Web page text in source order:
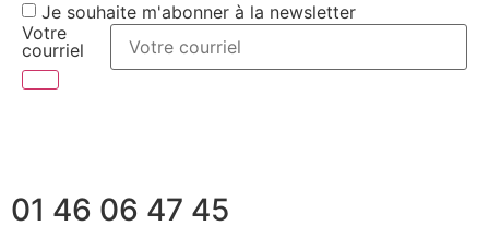
Je souhaite m'abonner à la newsletter
Votre
courriel
01 46 06 47 45